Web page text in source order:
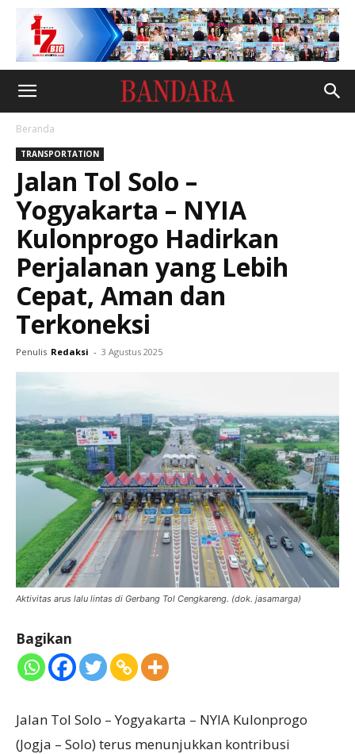
Beranda
TRANSPORTATION
Jalan Tol Solo –
Yogyakarta – NYIA
Kulonprogo Hadirkan
Perjalanan yang Lebih
Cepat, Aman dan
Terkoneksi
Penulis Redaksi - 3 Agustus 2025
Aktivitas arus lalu lintas di Gerbang Tol Cengkareng. (dok. jasamarga)
Bagikan
Jalan Tol Solo – Yogyakarta – NYIA Kulonprogo
(Jogja – Solo) terus menunjukkan kontribusi